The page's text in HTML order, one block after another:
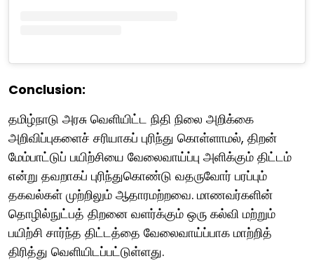
Conclusion:
தமிழ்நாடு அரசு வெளியிட்ட நிதி நிலை அறிக்கை
அறிவிப்புகளைச் சரியாகப் புரிந்து கொள்ளாமல், திறன்
மேம்பாட்டுப் பயிற்சியை வேலைவாய்ப்பு அளிக்கும் திட்டம்
என்று தவறாகப் புரிந்துகொண்டு வதருவோர் பரப்பும்
தகவல்கள் முற்றிலும் ஆதாரமற்றவை. மாணவர்களின்
தொழில்நுட்பத் திறனை வளர்க்கும் ஒரு கல்வி மற்றும்
பயிற்சி சார்ந்த திட்டத்தை வேலைவாய்ப்பாக மாற்றித்
திரித்து வெளியிடப்பட்டுள்ளது.